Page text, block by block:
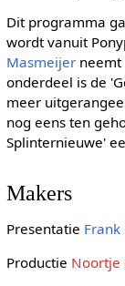
Dit programma
wordt vanuit
Masmeijerneemt
onderdeel is de
meer
nog eens ten
Splinternieuwe'
Makers
Presentatie
Productie Noortje